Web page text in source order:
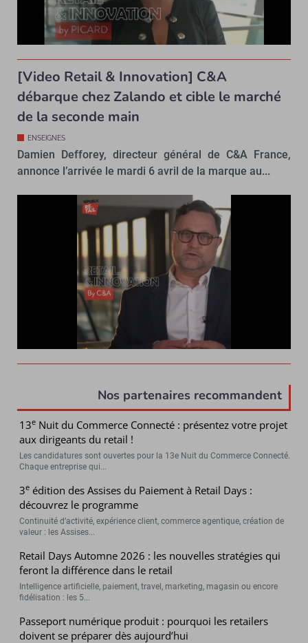
[Video Retail & Innovation] C&A
débarque chez Zalando et cible le marché
de la seconde main
ENSEIGNES
Damien Defforey, directeur général de C&A France,
annonce l’arrivée le mardi 6 avril de la marque au...
Nos partenaires recommandent
13e Nuit du Commerce Connecté : présentez votre projet
aux dirigeants du retail !
Les candidatures sont ouvertes pour la 13e Nuit du Commerce Connecté.
Chaque entreprise qui...
3e édition des Assises du Paiement à Retail Days :
découvrez le programme
Continuité d’activité, expérience client, commerce agentique, création de
valeur : les Assises...
Retail Days Automne 2026 : les nouvelles stratégies qui
feront la différence dans le retail
Intelligence artificielle, paiement, travel, marketing, magasin ou encore
fidélisation : les 5...
Passeport numérique produit : pourquoi les retailers
doivent se préparer dès aujourd’hui